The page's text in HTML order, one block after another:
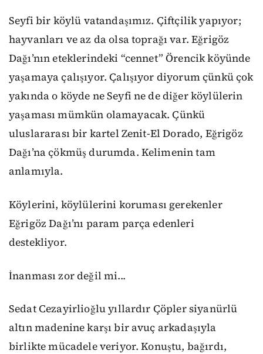
Seyfi bir köylü vatandaşımız. Çiftçilik yapıyor;
hayvanları ve az da olsa toprağı var. Eğrigöz
Dağı’nın eteklerindeki “cennet” Örencik köyünde
yaşamaya çalışıyor. Çalışıyor diyorum çünkü çok
yakında o köyde ne Seyfi ne de diğer köylülerin
yaşaması mümkün olamayacak. Çünkü
uluslararası bir kartel Zenit-El Dorado, Eğrigöz
Dağı’na çökmüş durumda. Kelimenin tam
anlamıyla.
Köylerini, köylülerini koruması gerekenler
Eğrigöz Dağı’nı param parça edenleri
destekliyor.
İnanması zor değil mi...
Sedat Cezayirlioğlu yıllardır Çöpler siyanürlü
altın madenine karşı bir avuç arkadaşıyla
birlikte mücadele veriyor. Konuştu, bağırdı,